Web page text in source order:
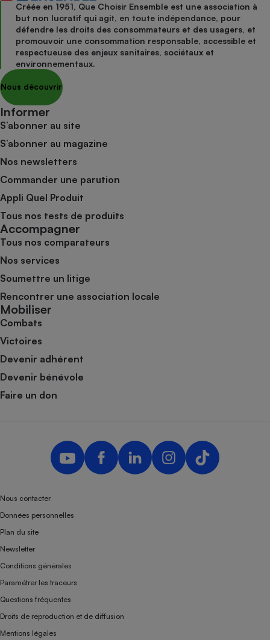
Créée en 1951, Que Choisir Ensemble est une association à
but non lucratif qui agit, en toute indépendance, pour
défendre les droits des consommateurs et des usagers, et
promouvoir une consommation responsable, accessible et
respectueuse des enjeux sanitaires, sociétaux et
environnementaux.
Nous découvrir
Informer
S’abonner au site
S’abonner au magazine
Nos newsletters
Commander une parution
Appli Quel Produit
Tous nos tests de produits
Accompagner
Tous nos comparateurs
Nos services
Soumettre un litige
Rencontrer une association locale
Mobiliser
Combats
Victoires
Devenir adhérent
Devenir bénévole
Faire un don
Nous contacter
Données personnelles
Plan du site
Newsletter
Conditions générales
Paramétrer les traceurs
Questions fréquentes
Droits de reproduction et de diffusion
Mentions légales